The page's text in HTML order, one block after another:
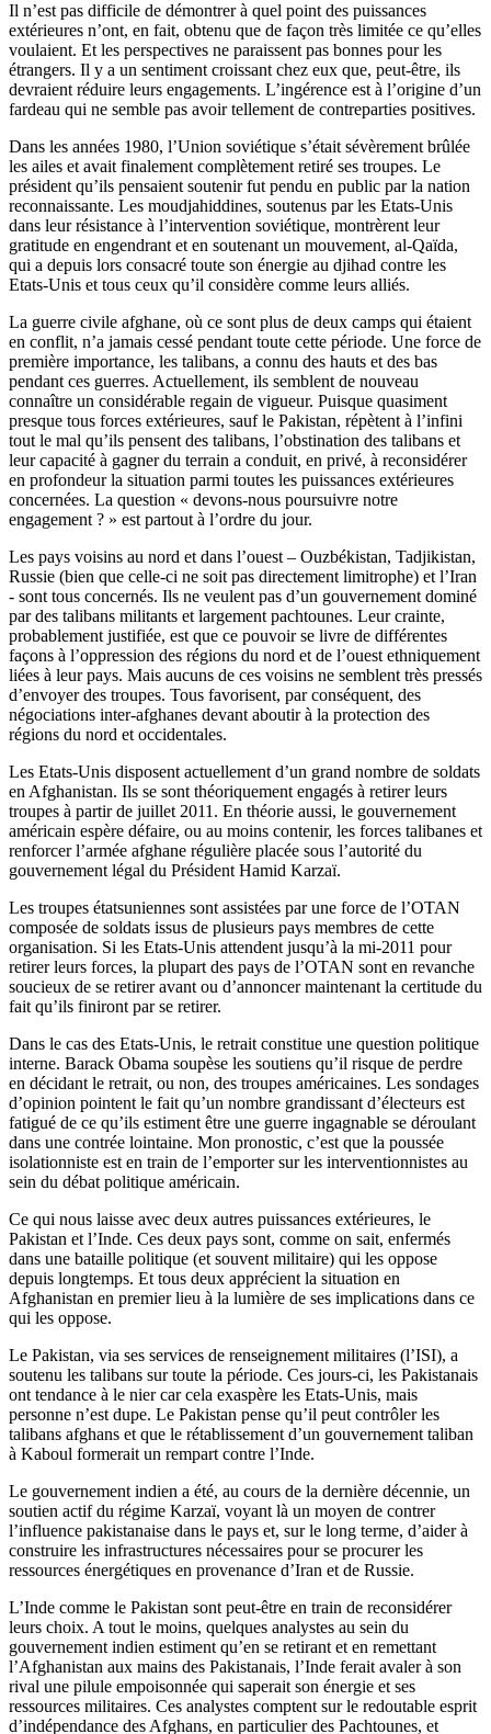
Il n’est pas difficile de démontrer à quel point des puissances
extérieures n’ont, en fait, obtenu que de façon très limitée ce qu’elles
voulaient. Et les perspectives ne paraissent pas bonnes pour les
étrangers. Il y a un sentiment croissant chez eux que, peut-être, ils
devraient réduire leurs engagements. L’ingérence est à l’origine d’un
fardeau qui ne semble pas avoir tellement de contreparties positives.
Dans les années 1980, l’Union soviétique s’était sévèrement brûlée
les ailes et avait finalement complètement retiré ses troupes. Le
président qu’ils pensaient soutenir fut pendu en public par la nation
reconnaissante. Les moudjahiddines, soutenus par les Etats-Unis
dans leur résistance à l’intervention soviétique, montrèrent leur
gratitude en engendrant et en soutenant un mouvement, al-Qaïda,
qui a depuis lors consacré toute son énergie au djihad contre les
Etats-Unis et tous ceux qu’il considère comme leurs alliés.
La guerre civile afghane, où ce sont plus de deux camps qui étaient
en conflit, n’a jamais cessé pendant toute cette période. Une force de
première importance, les talibans, a connu des hauts et des bas
pendant ces guerres. Actuellement, ils semblent de nouveau
connaître un considérable regain de vigueur. Puisque quasiment
presque tous forces extérieures, sauf le Pakistan, répètent à l’infini
tout le mal qu’ils pensent des talibans, l’obstination des talibans et
leur capacité à gagner du terrain a conduit, en privé, à reconsidérer
en profondeur la situation parmi toutes les puissances extérieures
concernées. La question « devons-nous poursuivre notre
engagement ? » est partout à l’ordre du jour.
Les pays voisins au nord et dans l’ouest – Ouzbékistan, Tadjikistan,
Russie (bien que celle-ci ne soit pas directement limitrophe) et l’Iran
- sont tous concernés. Ils ne veulent pas d’un gouvernement dominé
par des talibans militants et largement pachtounes. Leur crainte,
probablement justifiée, est que ce pouvoir se livre de différentes
façons à l’oppression des régions du nord et de l’ouest ethniquement
liées à leur pays. Mais aucuns de ces voisins ne semblent très pressés
d’envoyer des troupes. Tous favorisent, par conséquent, des
négociations inter-afghanes devant aboutir à la protection des
régions du nord et occidentales.
Les Etats-Unis disposent actuellement d’un grand nombre de soldats
en Afghanistan. Ils se sont théoriquement engagés à retirer leurs
troupes à partir de juillet 2011. En théorie aussi, le gouvernement
américain espère défaire, ou au moins contenir, les forces talibanes et
renforcer l’armée afghane régulière placée sous l’autorité du
gouvernement légal du Président Hamid Karzaï.
Les troupes étatsuniennes sont assistées par une force de l’OTAN
composée de soldats issus de plusieurs pays membres de cette
organisation. Si les Etats-Unis attendent jusqu’à la mi-2011 pour
retirer leurs forces, la plupart des pays de l’OTAN sont en revanche
soucieux de se retirer avant ou d’annoncer maintenant la certitude du
fait qu’ils finiront par se retirer.
Dans le cas des Etats-Unis, le retrait constitue une question politique
interne. Barack Obama soupèse les soutiens qu’il risque de perdre
en décidant le retrait, ou non, des troupes américaines. Les sondages
d’opinion pointent le fait qu’un nombre grandissant d’électeurs est
fatigué de ce qu’ils estiment être une guerre ingagnable se déroulant
dans une contrée lointaine. Mon pronostic, c’est que la poussée
isolationniste est en train de l’emporter sur les interventionnistes au
sein du débat politique américain.
Ce qui nous laisse avec deux autres puissances extérieures, le
Pakistan et l’Inde. Ces deux pays sont, comme on sait, enfermés
dans une bataille politique (et souvent militaire) qui les oppose
depuis longtemps. Et tous deux apprécient la situation en
Afghanistan en premier lieu à la lumière de ses implications dans ce
qui les oppose.
Le Pakistan, via ses services de renseignement militaires (l’ISI), a
soutenu les talibans sur toute la période. Ces jours-ci, les Pakistanais
ont tendance à le nier car cela exaspère les Etats-Unis, mais
personne n’est dupe. Le Pakistan pense qu’il peut contrôler les
talibans afghans et que le rétablissement d’un gouvernement taliban
à Kaboul formerait un rempart contre l’Inde.
Le gouvernement indien a été, au cours de la dernière décennie, un
soutien actif du régime Karzaï, voyant là un moyen de contrer
l’influence pakistanaise dans le pays et, sur le long terme, d’aider à
construire les infrastructures nécessaires pour se procurer les
ressources énergétiques en provenance d’Iran et de Russie.
L’Inde comme le Pakistan sont peut-être en train de reconsidérer
leurs choix. A tout le moins, quelques analystes au sein du
gouvernement indien estiment qu’en se retirant et en remettant
l’Afghanistan aux mains des Pakistanais, l’Inde ferait avaler à son
rival une pilule empoisonnée qui saperait son énergie et ses
ressources militaires. Ces analystes comptent sur le redoutable esprit
d’indépendance des Afghans, en particulier des Pachtounes, et